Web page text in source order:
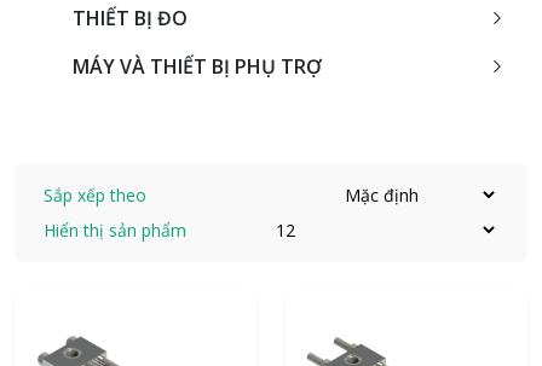
THIẾT BỊ ĐO
MÁY VÀ THIẾT BỊ PHỤ TRỢ
Sắp xếp theo
Hiển thị sản phẩm